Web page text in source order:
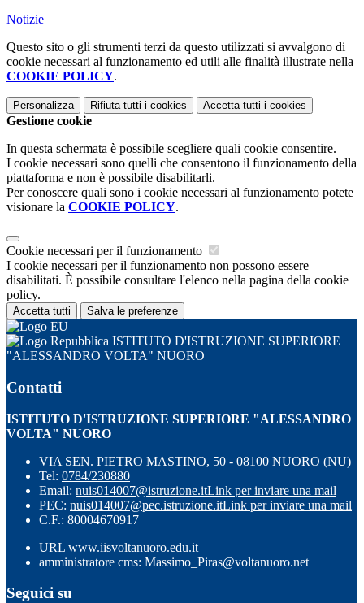
Notizie
Questo sito o gli strumenti terzi da questo utilizzati si avvalgono di
cookie necessari al funzionamento ed utili alle finalità illustrate nella
COOKIE POLICY.
Personalizza Rifiuta tutti i cookies Accetta tutti i cookies
Gestione cookie
In questa schermata è possibile scegliere quali cookie consentire.
I cookie necessari sono quelli che consentono il funzionamento della
piattaforma e non è possibile disabilitarli.
Per conoscere quali sono i cookie necessari al funzionamento potete
visionare la COOKIE POLICY.
Cookie necessari per il funzionamento
I cookie necessari per il funzionamento non possono essere
disabilitati. È possibile consultare l'elenco nella pagina della cookie
policy.
Accetta tutti Salva le preferenze
ISTITUTO D'ISTRUZIONE SUPERIORE
"ALESSANDRO VOLTA" NUORO
Contatti
ISTITUTO D'ISTRUZIONE SUPERIORE "ALESSANDRO
VOLTA" NUORO
VIA SEN. PIETRO MASTINO, 50 - 08100 NUORO (NU)
Tel: 0784/230880
Email: nuis014007@istruzione.itLink per inviare una mail
PEC: nuis014007@pec.istruzione.itLink per inviare una mail
C.F.: 80004670917
URL www.iisvoltanuoro.edu.it
amministratore cms: Massimo_Piras@voltanuoro.net
Seguici su